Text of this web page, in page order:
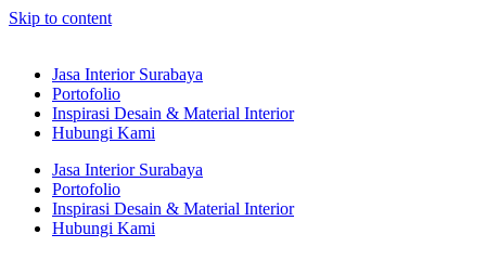
Skip to content
Jasa Interior Surabaya
Portofolio
Inspirasi Desain & Material Interior
Hubungi Kami
Jasa Interior Surabaya
Portofolio
Inspirasi Desain & Material Interior
Hubungi Kami